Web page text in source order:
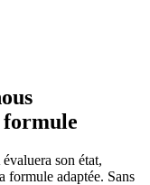
formule
son état,
formule adaptée. Sans